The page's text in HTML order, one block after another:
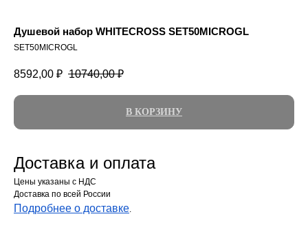
Душевой набор WHITECROSS SET50MICROGL
SET50MICROGL
8592,00 ₽ 10740,00 ₽
В КОРЗИНУ
Доставка и оплата
Цены указаны с НДС
Доставка по всей России
Подробнее о доставке.